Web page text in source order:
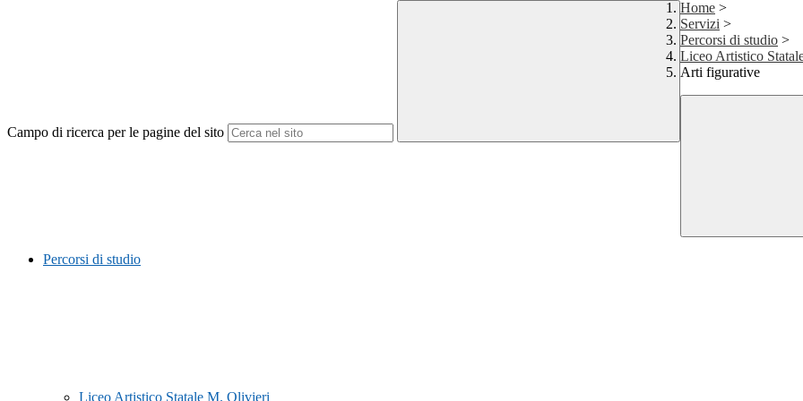
Campo di ricerca per le pagine del sito
Home >
Servizi >
Percorsi di studio >
Liceo Artistico
Arti figurative
Percorsi di studio
Liceo Artistico Statale M. Olivieri